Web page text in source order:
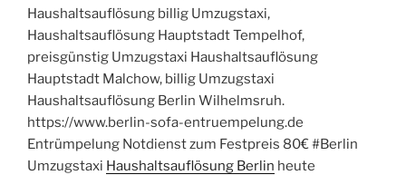
Haushaltsauflösung billig Umzugstaxi,
Haushaltsauflösung Hauptstadt Tempelhof,
preisgünstig Umzugstaxi Haushaltsauflösung
Hauptstadt Malchow, billig Umzugstaxi
Haushaltsauflösung Berlin Wilhelmsruh.
https://www.berlin-sofa-entruempelung.de
Entrümpelung Notdienst zum Festpreis 80€ #Berlin
Umzugstaxi Haushaltsauflösung Berlin heute